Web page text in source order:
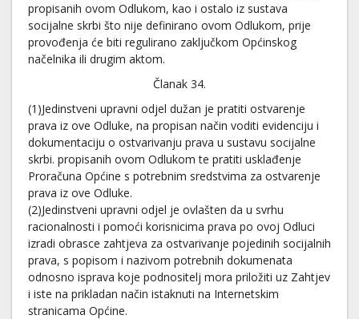
propisanih ovom Odlukom, kao i ostalo iz sustava
socijalne skrbi što nije definirano ovom Odlukom, prije
provođenja će biti regulirano zaključkom Općinskog
načelnika ili drugim aktom.
Članak 34.
(1)Jedinstveni upravni odjel dužan je pratiti ostvarenje
prava iz ove Odluke, na propisan način voditi evidenciju i
dokumentaciju o ostvarivanju prava u sustavu socijalne
skrbi. propisanih ovom Odlukom te pratiti usklađenje
Proračuna Općine s potrebnim sredstvima za ostvarenje
prava iz ove Odluke.
(2)Jedinstveni upravni odjel je ovlašten da u svrhu
racionalnosti i pomoći korisnicima prava po ovoj Odluci
izradi obrasce zahtjeva za ostvarivanje pojedinih socijalnih
prava, s popisom i nazivom potrebnih dokumenata
odnosno isprava koje podnositelj mora priložiti uz Zahtjev
i iste na prikladan način istaknuti na Internetskim
stranicama Općine.